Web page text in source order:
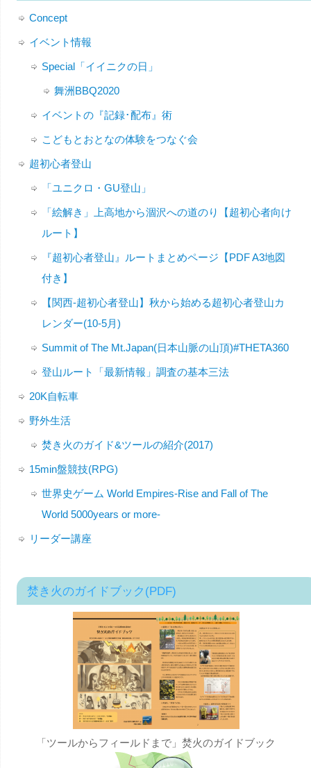
Concept
イベント情報
Special「イイニクの日」
舞洲BBQ2020
イベントの『記録･配布』術
こどもとおとなの体験をつなぐ会
超初心者登山
「ユニクロ・GU登山」
「絵解き」上高地から涸沢への道のり【超初心者向け
ルート】
『超初心者登山』ルートまとめページ【PDF A3地図
付き】
【関西-超初心者登山】秋から始める超初心者登山カ
レンダー(10-5月)
Summit of The Mt.Japan(日本山脈の山頂)#THETA360
登山ルート「最新情報」調査の基本三法
20K自転車
野外生活
焚き火のガイド&ツールの紹介(2017)
15min盤競技(RPG)
世界史ゲーム World Empires-Rise and Fall of The
World 5000years or more-
リーダー講座
焚き火のガイドブック(PDF)
「ツールからフィールドまで」焚火のガイドブック